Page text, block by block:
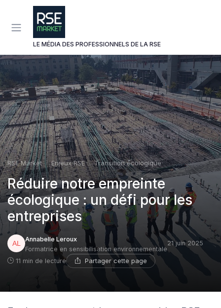
LE MÉDIA DES PROFESSIONNELS DE LA RSE
RSE Market Enjeux RSE Transition écologique
Réduire notre empreinte
écologique : un défi pour les
entreprises
Annabelle Leroux
Formatrice en sensibilisation environnementale
21 juin 2025
11 min de lecture Partager cette page
Panneau de gestion des cookies